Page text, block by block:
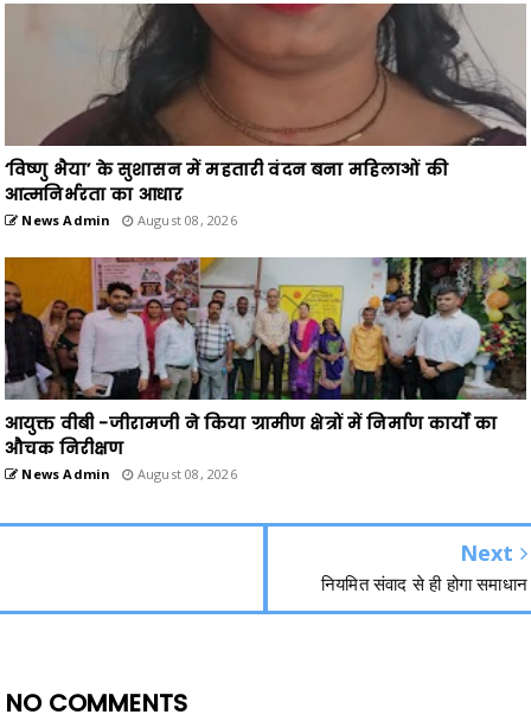
‘विष्णु भैया’ के सुशासन में महतारी वंदन बना महिलाओं की
आत्मनिर्भरता का आधार
News Admin August 08, 2026
आयुक्त वीबी -जीरामजी ने किया ग्रामीण क्षेत्रों में निर्माण कार्यों का
औचक निरीक्षण
News Admin August 08, 2026
Next
नियमित संवाद से ही होगा समाधान
NO COMMENTS